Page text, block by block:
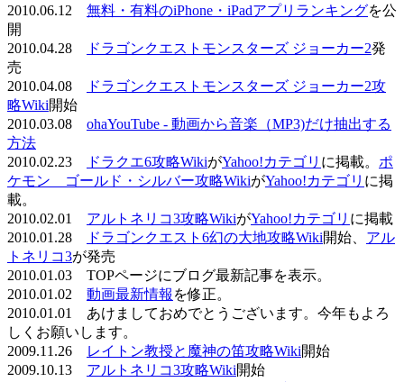
2010.06.12 無料・有料のiPhone・iPadアプリランキングを公
開
2010.04.28
ドラゴンクエストモンスターズ ジョーカー2発
売
2010.04.08
ドラゴンクエストモンスターズ ジョーカー2攻
略Wiki開始
2010.03.08 ohaYouTube - 動画から音楽（MP3)だけ抽出する
方法
2010.02.23
ドラクエ6攻略WikiがYahoo!カテゴリ に掲載。 ポ
ケモン ゴールド・シルバー攻略WikiがYahoo!カテゴリ に掲
載。
2010.02.01 アルトネリコ3攻略WikiがYahoo!カテゴリ に掲載
2010.01.28
ドラゴンクエスト6幻の大地攻略Wiki開始、 アル
トネリコ3が発売
2010.01.03 TOPページにブログ最新記事を表示。
2010.01.02 動画最新情報 を修正。
2010.01.01 あけましておめでとうございます。今年もよろ
しくお願いします。
2009.11.26
レイトン教授と魔神の笛攻略Wiki開始
2009.10.13 アルトネリコ3攻略Wiki開始